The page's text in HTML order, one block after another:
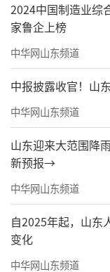
2024中国制造业综
家鲁企上榜
中华网山东频道
中报披露收官！山
中华网山东频道
山东迎来大范围降
新预报→
中华网山东频道
自2025年起，山东
变化
中华网山东频道